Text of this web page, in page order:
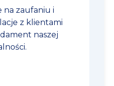
na zaufaniu i
z klientami
naszej